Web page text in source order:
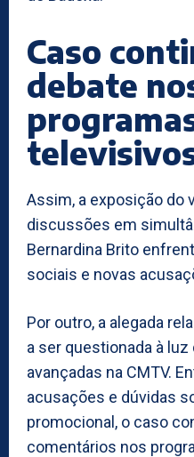
Caso
debate
Assim, a exposição do
discussões em
Bernardina Brito
sociais e novas
Por outro, a alegada
a ser questionada à
avançadas na CMTV.
acusações e dúvidas
promocional, o caso
comentários nos